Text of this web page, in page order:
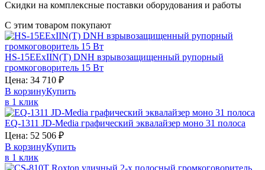
Скидки на комплексные поставки оборудования и работы
С этим товаром покупают
HS-15EExIIN(T) DNH взрывозащищенный рупорный
громкоговоритель 15 Вт
Цена: 34 710 ₽
В корзинуКупить
в 1 клик
EQ-1311 JD-Media графический эквалайзер моно 31 полоса
Цена: 52 506 ₽
В корзинуКупить
в 1 клик